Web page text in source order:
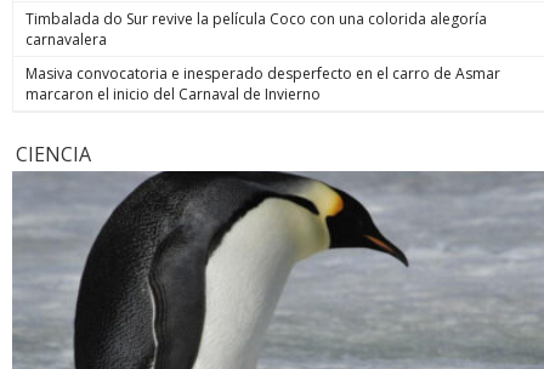
Timbalada do Sur revive la película Coco con una colorida alegoría
carnavalera
Masiva convocatoria e inesperado desperfecto en el carro de Asmar
marcaron el inicio del Carnaval de Invierno
CIENCIA